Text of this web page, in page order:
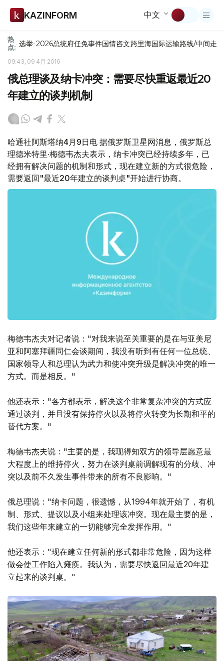
KAZINFORM 中文
热
点: 选举-2026总统府任免事件国情咨文跨里海国际运输路线/中间走廊
09:43, 09 4月 2016
俄总理谈及纳卡冲突：需要尽快重返最近20
年建立的谈判机制
哈通社阿斯塔纳4月9日电 据俄罗斯卫星网消息，俄罗斯总
理德米特里·梅德韦杰夫表示，纳卡冲突已经持续多年，已
经拥有解决问题的机制和形式，现在建立新的方式很危险，
需要返回"最近20年建立的谈判桌"开始进行协商。
梅德韦杰夫对记者说："对我来说至关重要的是在与亚美尼
亚和阿塞拜疆同仁会谈期间，我没有听到有任何一位总统、
国家领导人和总理认为武力和使冲突升级是解决冲突的唯一
方式。而是相反。"
他还表示："各方都表示，解决这个非常复杂冲突的方式应
通过谈判，并且没有保持停火以及将停火转变为长期和平的
替代方案。"
梅德韦杰夫说："主要的是，我现得知双方的领导层愿意最
大程度上的维持停火，努力在谈判桌前调解现有的分歧、冲
突以及前不久发生事件带来的所有不良影响。"
俄总理说："纳卡问题，很遗憾，从1994年就开始了，有机
制、形式、提议以及小组来处理该冲突。现在最主要的是，
我们这些年来建立的一切能够完全发挥作用。"
他还表示："现在建立任何新的形式都非常危险，因为这样
做会使工作陷入瘫痪。我认为，需要尽快返回最近20年建
立起来的谈判桌。"